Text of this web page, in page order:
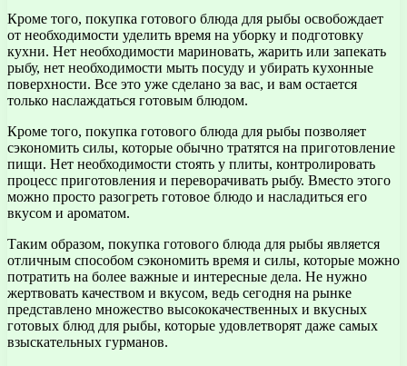
Кроме того, покупка готового блюда для рыбы освобождает
от необходимости уделить время на уборку и подготовку
кухни. Нет необходимости мариновать, жарить или запекать
рыбу, нет необходимости мыть посуду и убирать кухонные
поверхности. Все это уже сделано за вас, и вам остается
только наслаждаться готовым блюдом.
Кроме того, покупка готового блюда для рыбы позволяет
сэкономить силы, которые обычно тратятся на приготовление
пищи. Нет необходимости стоять у плиты, контролировать
процесс приготовления и переворачивать рыбу. Вместо этого
можно просто разогреть готовое блюдо и насладиться его
вкусом и ароматом.
Таким образом, покупка готового блюда для рыбы является
отличным способом сэкономить время и силы, которые можно
потратить на более важные и интересные дела. Не нужно
жертвовать качеством и вкусом, ведь сегодня на рынке
представлено множество высококачественных и вкусных
готовых блюд для рыбы, которые удовлетворят даже самых
взыскательных гурманов.